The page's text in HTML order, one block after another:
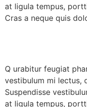
at ligula tempus,
Cras a neque quis
Q urabitur feugiat
vestibulum mi
Suspendisse
at ligula tempus,